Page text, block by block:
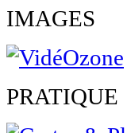
IMAGES
PRATIQUE